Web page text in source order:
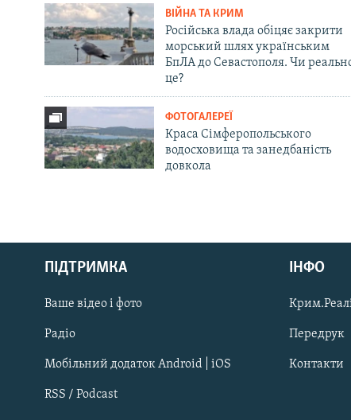
Русский
Qırımtatar
ДОЛУЧАЙСЯ!
ВІЙНА ТА КРИМ
Російська влада обіцяє закрити
морський шлях українським
БпЛА до Севастополя. Чи
це?
ФОТОГАЛЕРЕЇ
Краса Сімферопольського
водосховища та занедбаність
довкола
ПІДТРИМКА
Ваше відео і фото
Радіо
Мобільний додаток Android | iOS
RSS / Podcast
ІНФО
Передрук
Контакти